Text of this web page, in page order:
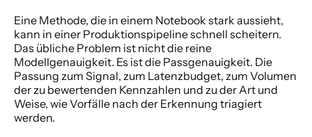
Eine Methode, die in einem Notebook stark aussieht,
kann in einer Produktionspipeline schnell scheitern.
Das übliche Problem ist nicht die reine
Modellgenauigkeit. Es ist die Passgenauigkeit. Die
Passung zum Signal, zum Latenzbudget, zum Volumen
der zu bewertenden Kennzahlen und zu der Art und
Weise, wie Vorfälle nach der Erkennung triagiert
werden.